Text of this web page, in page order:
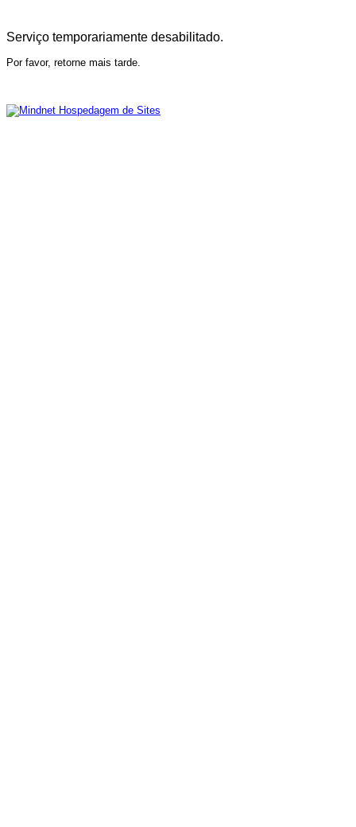
Serviço temporariamente desabilitado.
Por favor, retorne mais tarde.